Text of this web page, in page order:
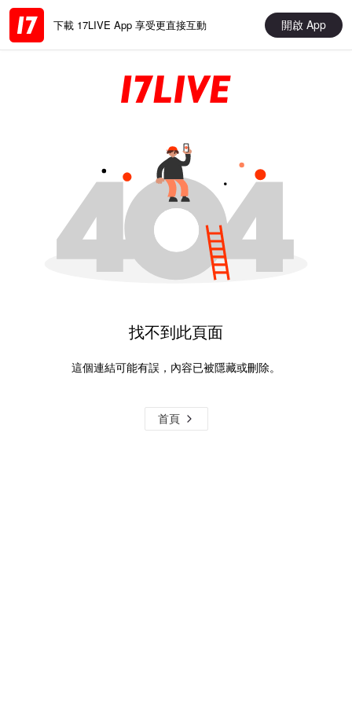
下載 17LIVE App 享受更直接互動 開啟 App
找不到此頁面
這個連結可能有誤，內容已被隱藏或刪除。
首頁